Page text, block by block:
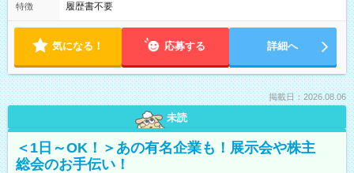
特徴 履歴書不要
気になる！ 応募する 詳細へ
掲載日：2026.08.06
未読
＜1日～OK！＞あの有名企業も！展示会や株主
総会のお手伝い！